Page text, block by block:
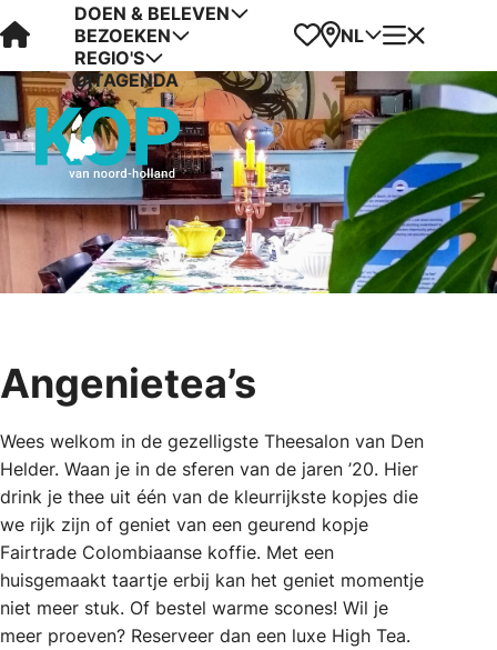
Visit Kop van Holland
DOEN & BELEVEN
BEZOEKEN
REGIO'S
UITAGENDA
Favorieten
Kaart
NL Menu
Angenietea’s
Wees welkom in de gezelligste Theesalon van Den
Helder. Waan je in de sferen van de jaren ’20. Hier
drink je thee uit één van de kleurrijkste kopjes die
we rijk zijn of geniet van een geurend kopje
Fairtrade Colombiaanse koffie. Met een
huisgemaakt taartje erbij kan het geniet momentje
niet meer stuk. Of bestel warme scones! Wil je
meer proeven? Reserveer dan een luxe High Tea.